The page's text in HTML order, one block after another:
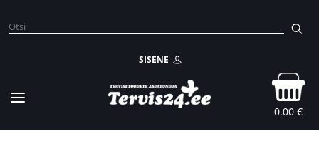
SISENE
0.00 €